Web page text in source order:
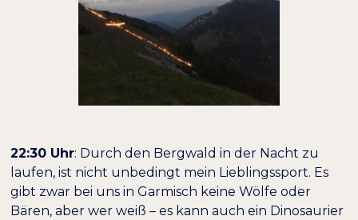
22:30 Uhr: Durch den Bergwald in der Nacht zu
laufen, ist nicht unbedingt mein Lieblingssport. Es
gibt zwar bei uns in Garmisch keine Wölfe oder
Bären, aber wer weiß – es kann auch ein Dinosaurier